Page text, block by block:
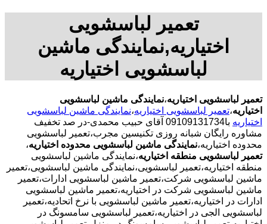
تعمیر لباسشویی
اختیاریه,نمایندگی ماشین
لباسشویی اختیاریه
تعمیر لباسشویی اختیاریه،نمایندگی ماشین لباسشویی
اختیاریه،تعمیر لباسشویی اختیاریه،نمایندگی ماشین لباسشویی
اختیاریه
با09109131734 آقای حبیب محمدی-در صد تخفیف
مشاوره رایگان شبانه روزی تکنیسین مجرب،تعمیر لباسشویی
محدوده اختیاریه،نمایندگی ماشین لباسشویی محدوده اختیاریه،
تعمیر لباسشویی منطقه اختیاریه،نمایندگی ماشین لباسشویی
منطقه اختیاریه،تعمیر لباسشویی،نمایندگی ماشین لباسشویی،تعمیر
ماشین لباسشویی شرکت،تعمیر ماشین لباسشویی ادارات،تعمیر
ماشین لباسشویی شرکت در اختیاریه،تعمیر ماشین لباسشویی
ادارات در اختیاریه،تعمیر ماشین لباسشویی با نرخ اتحادیه،تعمیر
لباسشویی الجی در اختیاریه،تعمیر لباسشویی سامسونگ در